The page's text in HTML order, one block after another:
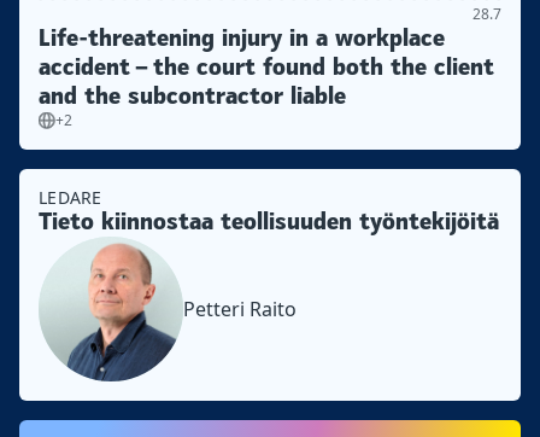
28.7
Life-threatening injury in a workplace
accident – the court found both the client
and the subcontractor liable
+2
LEDARE
Tieto kiinnostaa teollisuuden työntekijöitä
Petteri Raito